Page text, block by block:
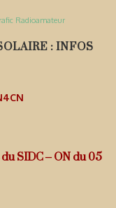
Radioamateur
: INFOS
SIDC – ON du 05